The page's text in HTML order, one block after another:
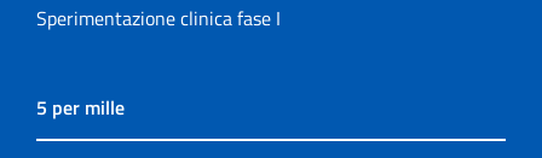
Sperimentazione clinica fase I
5 per mille